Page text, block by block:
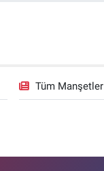
Tüm Manşetler